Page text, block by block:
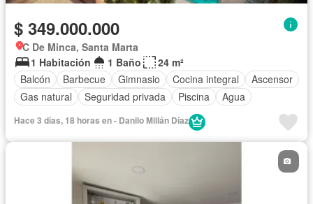
$ 349.000.000
C De Minca, Santa Marta
1 Habitación
1 Baño
24 m²
Balcón
Barbecue Gimnasio Cocina integral
Ascensor
Gas natural
Seguridad privada Piscina Agua
Hace 3 días, 18 horas en - Danilo Millán Díaz